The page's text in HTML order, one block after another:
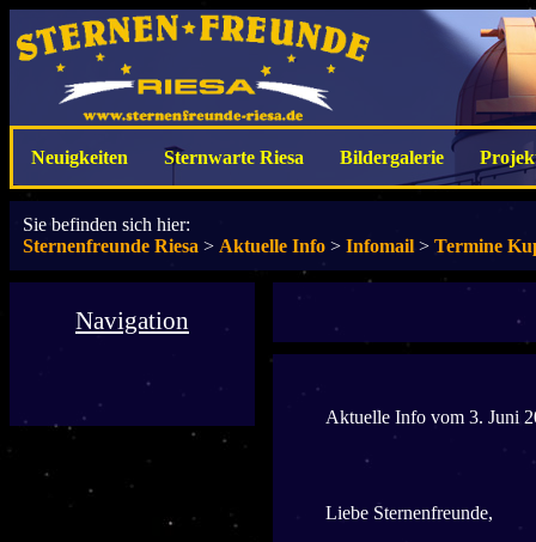
Neuigkeiten Sternwarte Riesa Bildergalerie
Sie befinden sich hier:
Sternenfreunde Riesa > Aktuelle Info > Infomail > Termine
Navigation
Aktuelle Info vom 3. Juni
Liebe Sternenfreunde,